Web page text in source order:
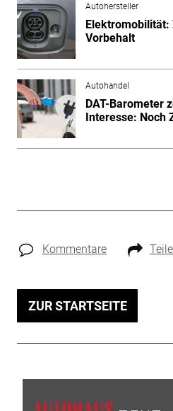
Autohersteller
Elektromobilität:
Vorbehalt
Autohandel
DAT-Barometer
Interesse: Noch
Kommentare
ZUR STARTSEITE